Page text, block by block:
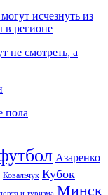
исчезнуть из
в регионе
не смотреть, а
пола
Азаренко
Ковальчук Кубок
и туризма Минск